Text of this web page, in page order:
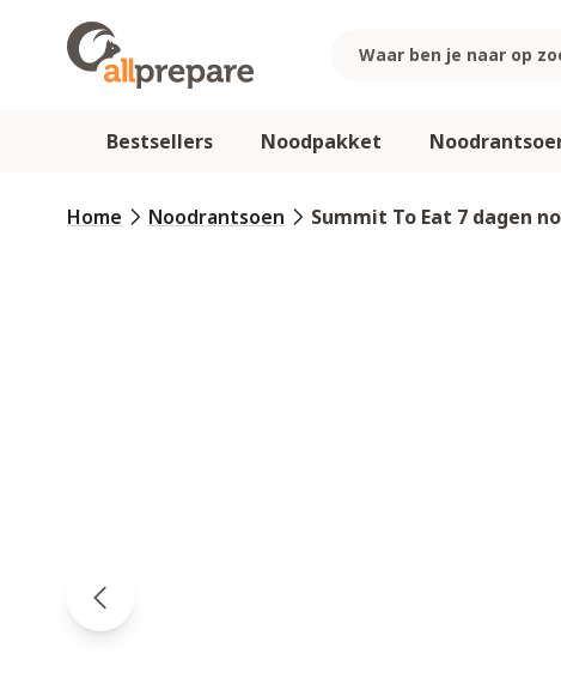
Bestsellers Noodpakket
Home Noodrantsoen Summit To Eat 7 dagen